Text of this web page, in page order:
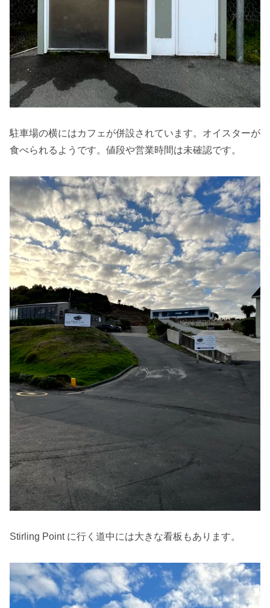
駐車場の横にはカフェが併設されています。オイスターが
食べられるようです。値段や営業時間は未確認です。
Stirling Point に行く道中には大きな看板もあります。